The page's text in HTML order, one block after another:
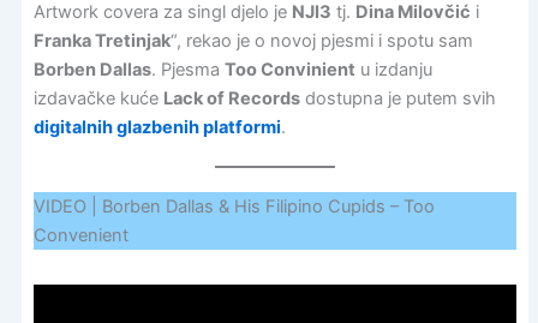
Artwork covera za singl djelo je NJI3 tj. Dina Milovčić i
Franka Tretinjak“, rekao je o novoj pjesmi i spotu sam
Borben Dallas. Pjesma Too Convinient u izdanju
izdavačke kuće Lack of Recordsdostupna je putem svih
digitalnih glazbenih platformi.
VIDEO | Borben Dallas & His Filipino Cupids – Too
Convenient